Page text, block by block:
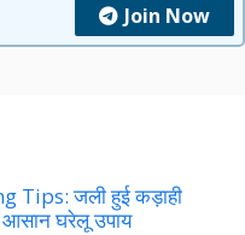
Join Now
Tips: जली हुई कड़ाही
घरेलू उपाय